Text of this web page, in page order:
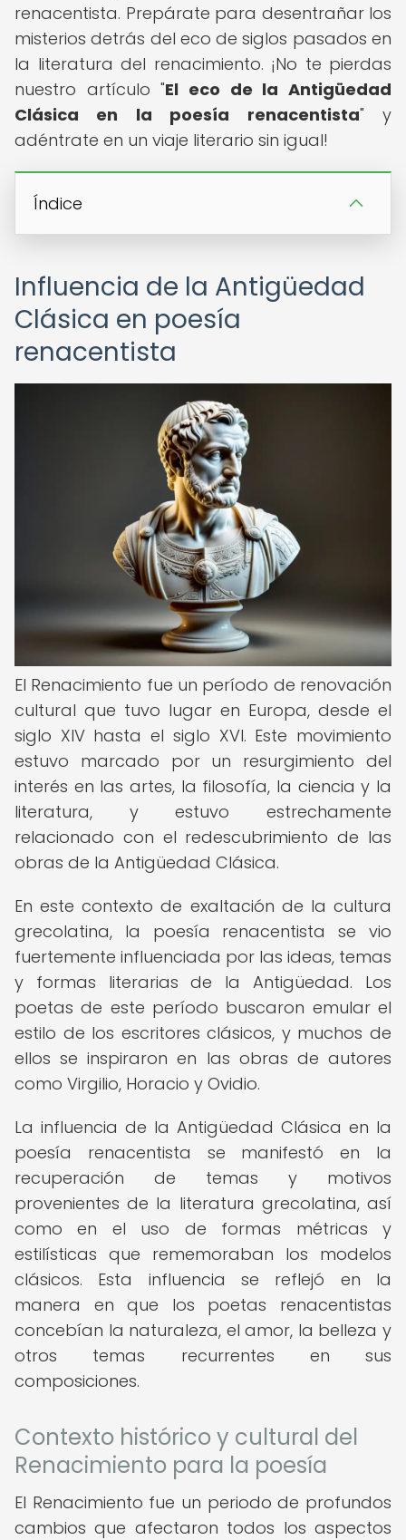
renacentista. Prepárate para desentrañar los
misterios detrás del eco de siglos pasados en
la literatura del renacimiento. ¡No te pierdas
nuestro artículo "El eco de la Antigüedad
Clásica en la poesía renacentista" y
adéntrate en un viaje literario sin igual!
Índice
Influencia de la Antigüedad
Clásica en poesía
renacentista
El Renacimiento fue un período de renovación
cultural que tuvo lugar en Europa, desde el
siglo XIV hasta el siglo XVI. Este movimiento
estuvo marcado por un resurgimiento del
interés en las artes, la filosofía, la ciencia y la
literatura, y estuvo estrechamente
relacionado con el redescubrimiento de las
obras de la Antigüedad Clásica.
En este contexto de exaltación de la cultura
grecolatina, la poesía renacentista se vio
fuertemente influenciada por las ideas, temas
y formas literarias de la Antigüedad. Los
poetas de este período buscaron emular el
estilo de los escritores clásicos, y muchos de
ellos se inspiraron en las obras de autores
como Virgilio, Horacio y Ovidio.
La influencia de la Antigüedad Clásica en la
poesía renacentista se manifestó en la
recuperación de temas y motivos
provenientes de la literatura grecolatina, así
como en el uso de formas métricas y
estilísticas que rememoraban los modelos
clásicos. Esta influencia se reflejó en la
manera en que los poetas renacentistas
concebían la naturaleza, el amor, la belleza y
otros temas recurrentes en sus
composiciones.
Contexto histórico y cultural del
Renacimiento para la poesía
El Renacimiento fue un periodo de profundos
cambios que afectaron todos los aspectos